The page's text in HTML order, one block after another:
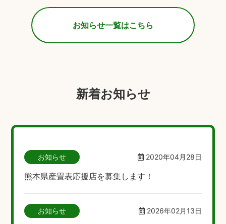
お知らせ一覧はこちら
新着お知らせ
お知らせ 2020年04月28日
熊本県産畳表応援店を募集します！
お知らせ 2026年02月13日